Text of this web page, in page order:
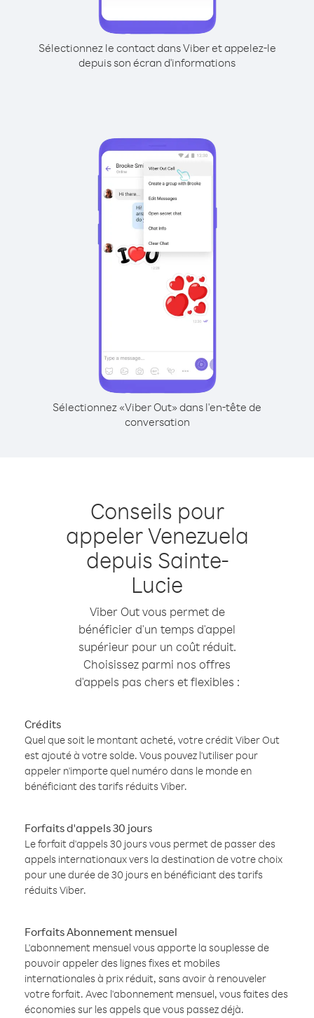
Sélectionnez le contact dans Viber et appelez-le
depuis son écran d'informations
Sélectionnez «Viber Out» dans l'en-tête de
conversation
Conseils pour
appeler Venezuela
depuis Sainte-
Lucie
Viber Out vous permet de
bénéficier d'un temps d'appel
supérieur pour un coût réduit.
Choisissez parmi nos offres
d'appels pas chers et flexibles :
Crédits
Quel que soit le montant acheté, votre crédit Viber Out
est ajouté à votre solde. Vous pouvez l'utiliser pour
appeler n'importe quel numéro dans le monde en
bénéficiant des tarifs réduits Viber.
Forfaits d'appels 30 jours
Le forfait d'appels 30 jours vous permet de passer des
appels internationaux vers la destination de votre choix
pour une durée de 30 jours en bénéficiant des tarifs
réduits Viber.
Forfaits Abonnement mensuel
L'abonnement mensuel vous apporte la souplesse de
pouvoir appeler des lignes fixes et mobiles
internationales à prix réduit, sans avoir à renouveler
votre forfait. Avec l'abonnement mensuel, vous faites des
économies sur les appels que vous passez déjà.